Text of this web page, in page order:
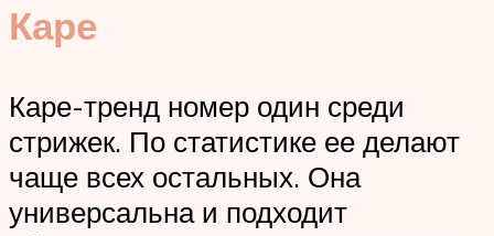
Каре
Каре-тренд номер один среди
стрижек. По статистике ее делают
чаще всех остальных. Она
универсальна и подходит